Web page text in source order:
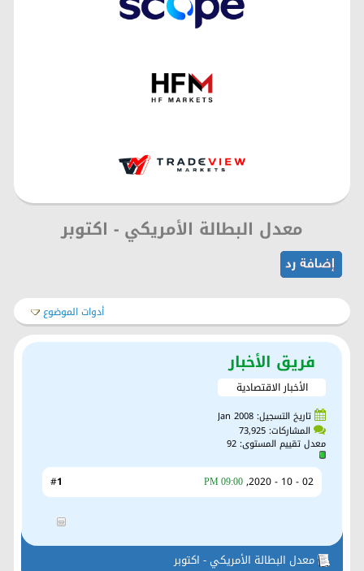
معدل البطالة الأمريكي - اكتوبر
أدوات الموضوع
فريق الأخبار
الأخبار الاقتصادية
تاريخ التسجيل: Jan 2008
المشاركات: 73,925
معدل تقييم المستوى:92
02 - 10 - 2020,
09:00 PM
1
معدل البطالة الأمريكي - اكتوبر